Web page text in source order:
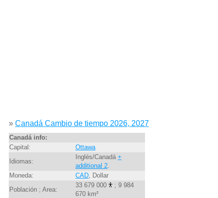
» Canadá Cambio de tiempo 2026, 2027
Canadá info:
Capital:
Ottawa
Idiomas:
Inglés/Canadá +
additional 2.
Moneda:
CAD, Dollar
Población ; Area:
33 679 000
; 9 984
670 km²